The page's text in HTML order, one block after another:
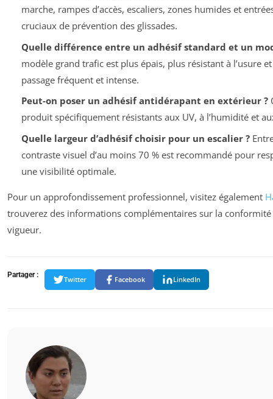
marche, rampes d’accès, escaliers, zones humides et
cruciaux de prévention des glissades.
Quelle différence entre un adhésif standard et un
modèle grand trafic est plus épais, plus résistant à l’usure
passage fréquent et intense.
Peut-on poser un adhésif antidérapant en extérieur ?
produit spécifiquement résistants aux UV, à l’humidité et
Quelle largeur d’adhésif choisir pour un escalier ?
contraste visuel d’au moins 70 % est recommandé pour
une visibilité optimale.
Pour un approfondissement professionnel, visitez également
trouverez des informations complémentaires sur la
vigueur.
Partager :
Twitter Facebook LinkedIn